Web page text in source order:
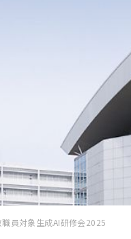
職員対象生成AI研修会2025